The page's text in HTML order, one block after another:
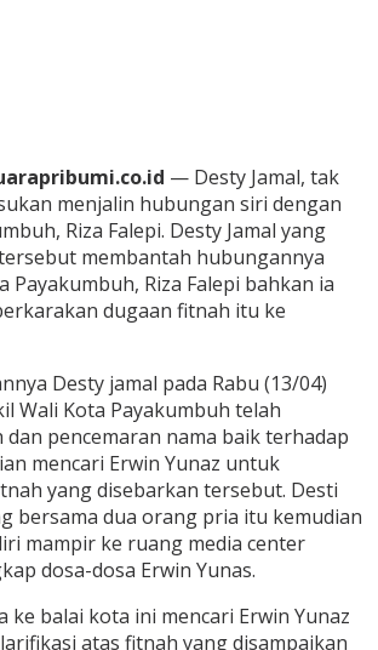
— Desty Jamal, tak
menjalin hubungan siri dengan
Riza Falepi. Desty Jamal yang
membantah hubungannya
Payakumbuh, Riza Falepi bahkan ia
dugaan fitnah itu ke
Desty jamal pada Rabu (13/04)
Wali Kota Payakumbuh telah
pencemaran nama baik terhadap
mencari Erwin Yunaz untuk
yang disebarkan tersebut. Desti
bersama dua orang pria itu kemudian
mampir ke ruang media center
dosa-dosa Erwin Yunas.
ke balai kota ini mencari Erwin Yunaz
atas fitnah yang disampaikan